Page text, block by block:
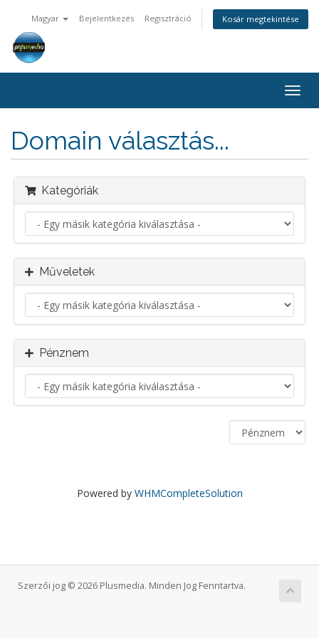
Magyar Bejelentkezés Regisztráció Kosár megtekintése
a
Domain választás...
Kategóriák
Műveletek
Pénznem
Powered by WHMCompleteSolution
Szerzői jog © 2026 Plusmedia. Minden Jog Fenntartva.